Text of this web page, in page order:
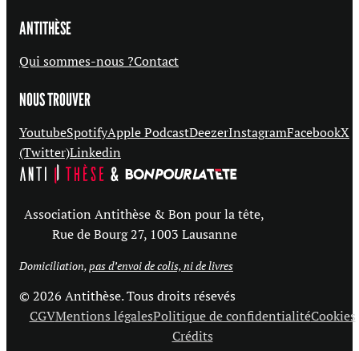
ANTITHÈSE
Qui sommes-nous ?Contact
NOUS TROUVER
YoutubeSpotifyApple PodcastDeezerInstagramFacebookX
(Twitter)Linkedin
Association Antithèse & Bon pour la tête,
Rue de Bourg 27, 1003 Lausanne
Domiciliation, pas d’envoi de colis, ni de livres
© 2026 Antithèse. Tous droits résevés
CGVMentions légalesPolitique de confidentialitéCookies
Crédits